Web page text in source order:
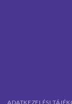
ADATKEZELÉSI